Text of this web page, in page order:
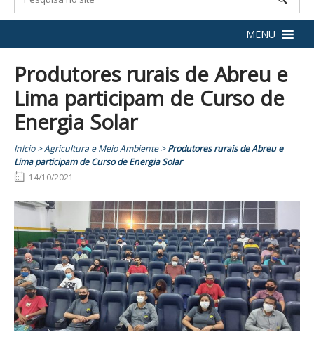
MENU
Produtores rurais de Abreu e
Lima participam de Curso de
Energia Solar
Início>Agricultura e Meio Ambiente>Produtores rurais de Abreu e
Lima participam de Curso de Energia Solar
14/10/2021